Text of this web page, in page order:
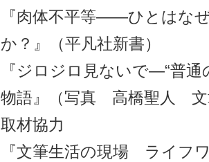
『肉体不平等――ひとはな
か？』（平凡社新書）
『ジロジロ見ないで―“普通
物語』（写真 高橋聖人
取材協力
『文筆生活の現場 ライフ